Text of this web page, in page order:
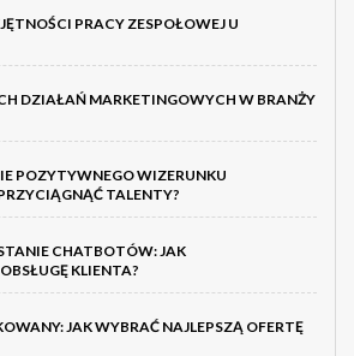
PRACY ZESPOŁOWEJ U
DZIAŁAŃ MARKETINGOWYCH W BRANŻY
POZYTYWNEGO WIZERUNKU
TALENTY?
CHATBOTÓW: JAK
KLIENTA?
JAK WYBRAĆ NAJLEPSZĄ OFERTĘ